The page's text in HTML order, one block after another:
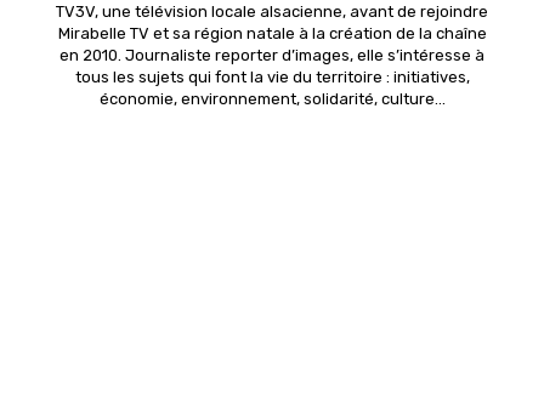
TV3V, une télévision locale alsacienne, avant de rejoindre
Mirabelle TV et sa région natale à la création de la chaîne
en 2010. Journaliste reporter d’images, elle s’intéresse à
tous les sujets qui font la vie du territoire : initiatives,
économie, environnement, solidarité, culture...